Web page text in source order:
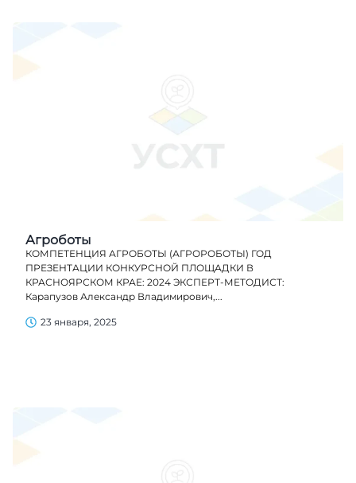
Агроботы
КОМПЕТЕНЦИЯ АГРОБОТЫ (АГРОРОБОТЫ) ГОД
ПРЕЗЕНТАЦИИ КОНКУРСНОЙ ПЛОЩАДКИ В
КРАСНОЯРСКОМ КРАЕ: 2024 ЭКСПЕРТ-МЕТОДИСТ:
Карапузов Александр Владимирович,...
23 января, 2025